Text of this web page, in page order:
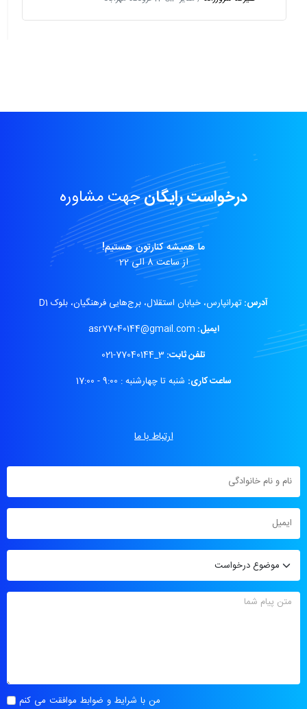
درخواست رایگانجهت مشاوره
ما همیشه کنارتون هستیم!
از ساعت 8 الی 22
آدرس:تهرانپارس، خیابان استقلال، برج‌هایی فرهنگیان، بلوک D1
ایمیل: asr77040144@gmail.com
تلفن ثابت: 3_77040144-021
ساعت کاری: شنبه تا چهارشنبه : 9:00 - 17:00
ارتباط با ما
من با شرایط و ضوابط موافقت می کنم